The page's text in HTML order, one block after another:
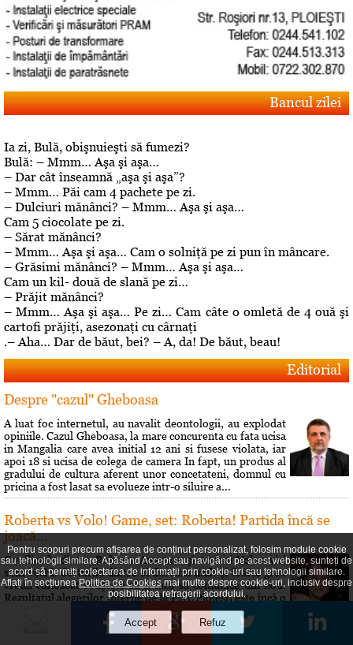
Bancul zilei
Ia zi, Bulă, obişnuieşti să fumezi?
Bulă: – Mmm… Aşa şi aşa…
– Dar cât înseamnă „aşa şi aşa”?
– Mmm… Păi cam 4 pachete pe zi.
– Dulciuri mănânci? – Mmm… Aşa şi aşa…
Cam 5 ciocolate pe zi.
– Sărat mănânci?
– Mmm… Aşa şi aşa… Cam o solniţă pe zi pun în mâncare.
– Grăsimi mănânci? – Mmm… Aşa şi aşa…
Cam un kil- două de slană pe zi…
– Prăjit mănânci?
– Mmm… Aşa şi aşa… Pe zi… Cam câte o omletă de 4 ouă şi
cartofi prăjiţi, asezonaţi cu cârnaţi
.– Aha… Dar de băut, bei? – A, da! De băut, beau!
Editorial
Despre "cazul" Gheboasa
A luat foc internetul, au navalit deontologii, au explodat
opiniile. Cazul Gheboasa, la mare concurenta cu fata ucisa
in Mangalia care avea initial 12 ani si fusese violata, iar
apoi 18 si ucisa de colega de camera In fapt, un produs al
gradului de cultura aferent unor concetateni, domnul cu
pricina a fost lasat sa evolueze intr-o siluire a...
Roberta vs Volo! Game, set: Roberta! Partida încă se
joacă...
Conflictele dintre Roberta Anastase şi Andrei Volosevici
sunt vechi. Certurile dintre ei durează mult şi foarte greu
vreun cunoscut reuşeşte să îi facă să comunice din nou.
Rezultatul alegerilor interne de la PNL Ploieşti este încă o
dovadă a faptului că liberalii au dorit să îi dea o lecţie lui
Volosevici, arâtându-i voalat că nu este pe...
Pentru scopuri precum afișarea de conținut personalizat, folosim module cookie
sau tehnologii similare. Apăsând Accept sau navigând pe acest website, sunteți de
acord să permiți colectarea de informații prin cookie-uri sau tehnologii similare.
Aflați în secțiuneaPolitica de Cookiesmai multe despre cookie-uri, inclusiv despre
posibilitatea retragerii acordului.